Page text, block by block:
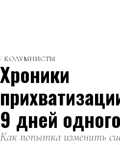
КОЛУМНИСТЫ
Хроники
9 дней
Как попытка изменить